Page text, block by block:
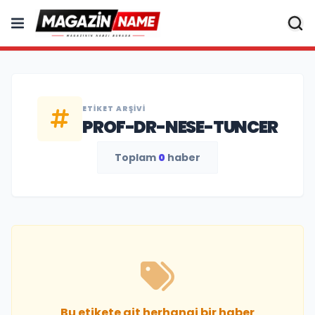
ETIKET ARŞIVI
PROF-DR-NESE-TUNCER
Toplam 0 haber